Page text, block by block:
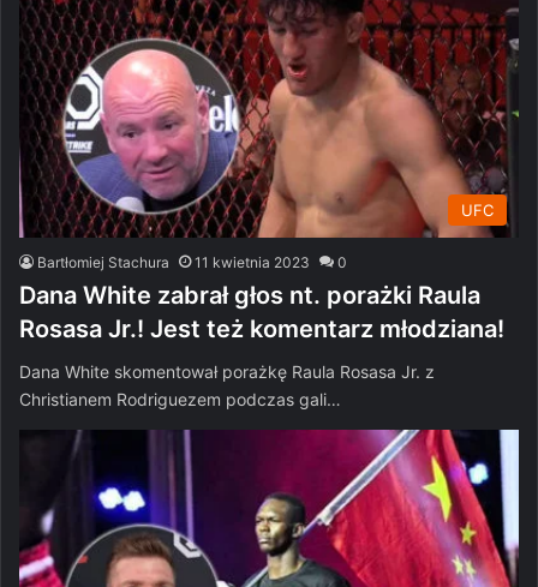
UFC
Bartłomiej Stachura 11 kwietnia 2023 0
Dana White zabrał głos nt. porażki Raula
Rosasa Jr.! Jest też komentarz młodziana!
Dana White skomentował porażkę Raula Rosasa Jr. z
Christianem Rodriguezem podczas gali…